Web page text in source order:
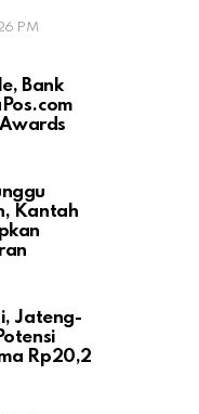
PM
Bank
Kantah
Jateng-
Rp20,2